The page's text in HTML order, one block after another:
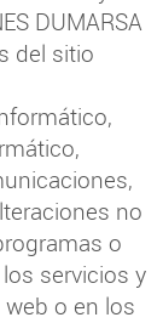
DUMARSA
del sitio
no
o
servicios y
o en los